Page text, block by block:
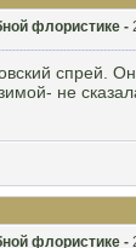
флористике -
спрей.
не
флористике -